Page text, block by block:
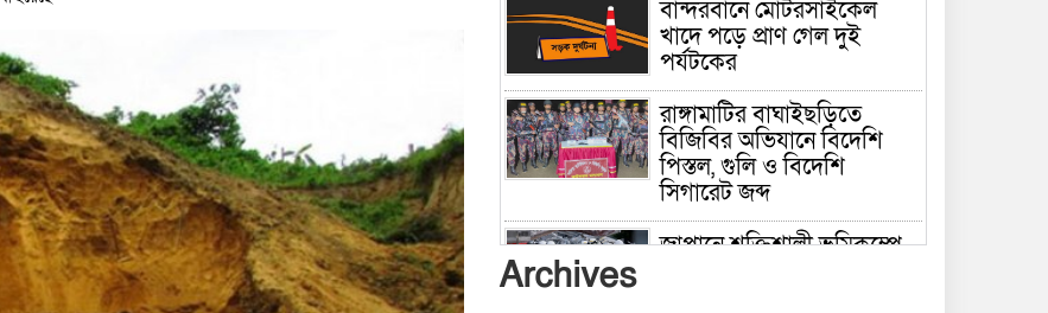
বান্দরবানে মোটরসাইকেল
খাদে পড়ে প্রাণ গেল দুই
পর্যটকের
রাঙ্গামাটির বাঘাইছড়িতে
বিজিবির অভিযানে বিদেশি
পিস্তল, গুলি ও বিদেশি
সিগারেট জব্দ
জাপানে শক্তিশালী ভূমিকম্পে
Archives